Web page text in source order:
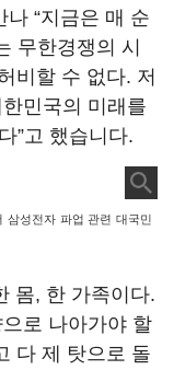
“지금은 매 순
무한경쟁의 시
비할 수 없다. 저
민국의 미래를
”고 했습니다.
삼성전자 파업 관련 대국민
몸, 한 가족이다.
로 나아가야 할
다 제 탓으로 돌